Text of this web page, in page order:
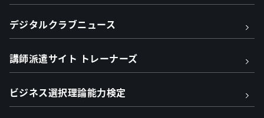
デジタルクラブニュース
講師派遣サイト トレーナーズ
ビジネス選択理論能力検定